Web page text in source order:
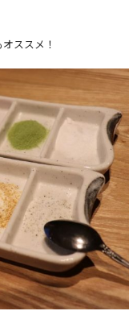
ススメ！